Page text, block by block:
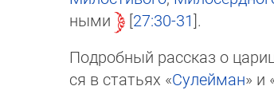
ны­ми
27:30-31 .
Подробный рассказ о
ся в статьях «Сулейман» и